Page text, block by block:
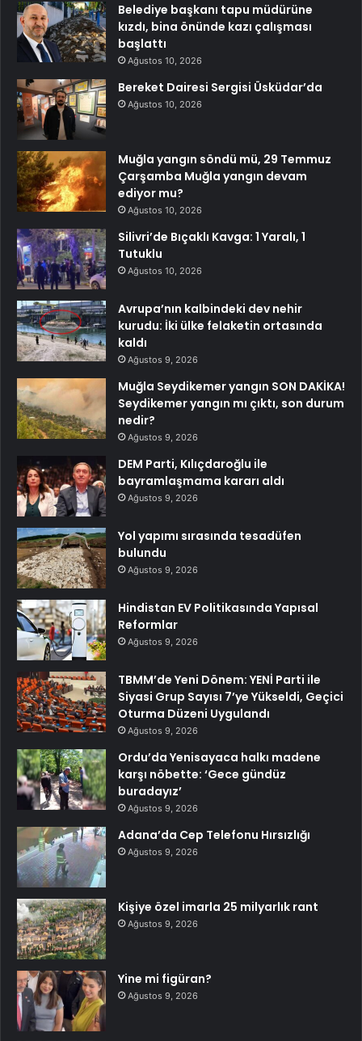
Belediye başkanı tapu müdürüne
kızdı, bina önünde kazı çalışması
başlattı
Ağustos 10, 2026
Bereket Dairesi Sergisi Üsküdar’da
Ağustos 10, 2026
Muğla yangın söndü mü, 29 Temmuz
Çarşamba Muğla yangın devam
ediyor mu?
Ağustos 10, 2026
Silivri’de Bıçaklı Kavga: 1 Yaralı, 1
Tutuklu
Ağustos 10, 2026
Avrupa’nın kalbindeki dev nehir
kurudu: İki ülke felaketin ortasında
kaldı
Ağustos 9, 2026
Muğla Seydikemer yangın SON DAKİKA!
Seydikemer yangın mı çıktı, son durum
nedir?
Ağustos 9, 2026
DEM Parti, Kılıçdaroğlu ile
bayramlaşmama kararı aldı
Ağustos 9, 2026
Yol yapımı sırasında tesadüfen
bulundu
Ağustos 9, 2026
Hindistan EV Politikasında Yapısal
Reformlar
Ağustos 9, 2026
TBMM’de Yeni Dönem: YENİ Parti ile
Siyasi Grup Sayısı 7’ye Yükseldi, Geçici
Oturma Düzeni Uygulandı
Ağustos 9, 2026
Ordu’da Yenisayaca halkı madene
karşı nöbette: ‘Gece gündüz
buradayız’
Ağustos 9, 2026
Adana’da Cep Telefonu Hırsızlığı
Ağustos 9, 2026
Kişiye özel imarla 25 milyarlık rant
Ağustos 9, 2026
Yine mi figüran?
Ağustos 9, 2026